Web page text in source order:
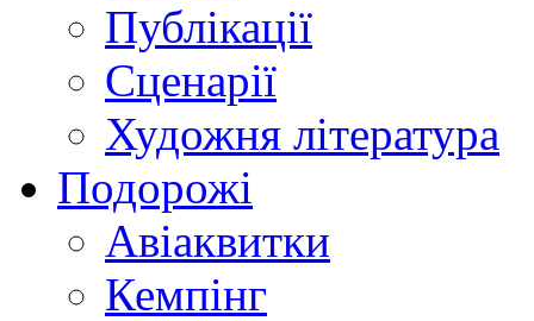
Публікації
Сценарії
Художня література
Подорожі
Авіаквитки
Кемпінг